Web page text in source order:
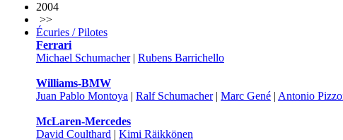
2004
>>
Écuries / Pilotes
Ferrari
Michael Schumacher| Rubens Barrichello
Williams-BMW
Juan Pablo Montoya | Ralf Schumacher| Marc Gené | Antonio
McLaren-Mercedes
David Coulthard | Kimi Räikkönen